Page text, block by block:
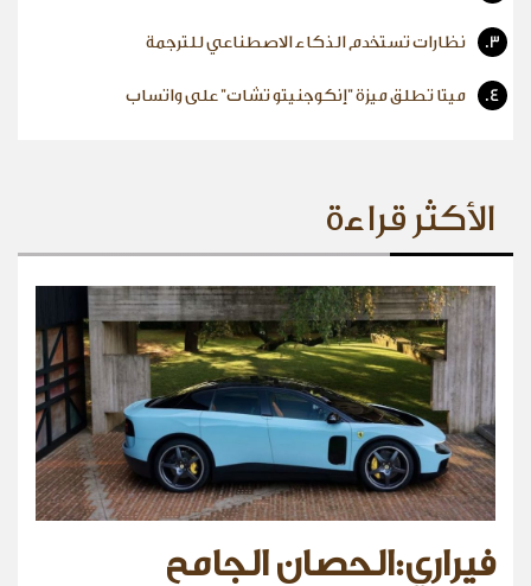
3. نظارات تستخدم الذكاء الاصطناعي للترجمة
4. ميتا تطلق ميزة "إنكوجنيتو تشات" على واتساب
الأكثر قراءة
فيراري:الحصان الجامح